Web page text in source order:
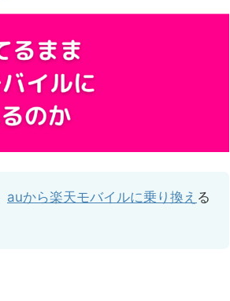
auから楽天モバイルに乗り換え る